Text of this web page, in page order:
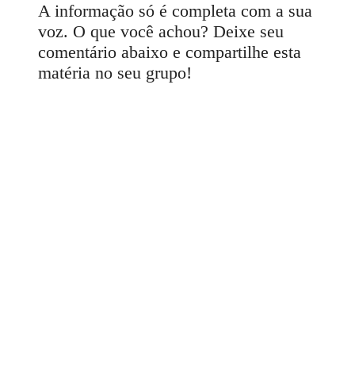
A informação só é completa com a sua
voz. O que você achou? Deixe seu
comentário abaixo e compartilhe esta
matéria no seu grupo!